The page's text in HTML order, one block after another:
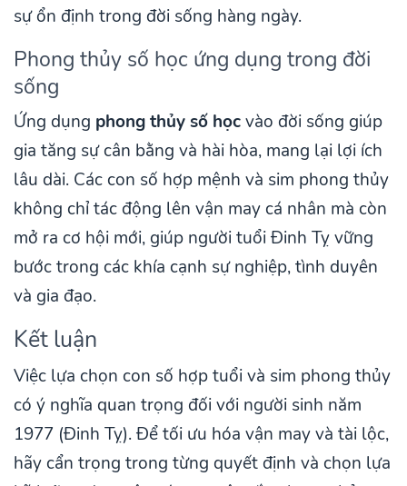
sự ổn định trong đời sống hàng ngày.
Phong thủy số học ứng dụng trong đời
sống
Ứng dụng phong thủy số họcvào đời sống giúp
gia tăng sự cân bằng và hài hòa, mang lại lợi ích
lâu dài. Các con số hợp mệnh và sim phong thủy
không chỉ tác động lên vận may cá nhân mà còn
mở ra cơ hội mới, giúp người tuổi Đinh Tỵ vững
bước trong các khía cạnh sự nghiệp, tình duyên
và gia đạo.
Kết luận
Việc lựa chọn con số hợp tuổi và sim phong thủy
có ý nghĩa quan trọng đối với người sinh năm
1977 (Đinh Tỵ). Để tối ưu hóa vận may và tài lộc,
hãy cẩn trọng trong từng quyết định và chọn lựa